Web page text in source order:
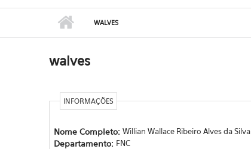
WALVES
walves
INFORMAÇÕES
Nome Completo: Willian Wallace Ribeiro Alves da Silva
Departamento: FNC